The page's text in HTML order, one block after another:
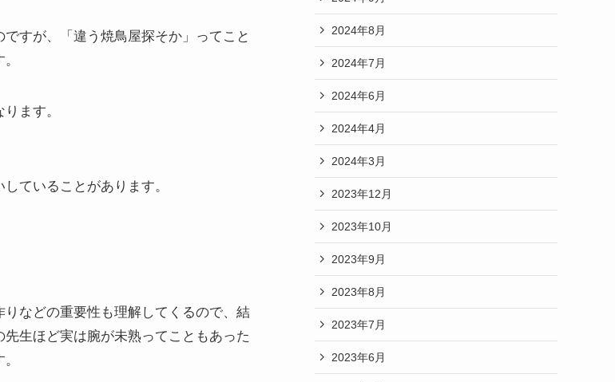
すが、「違う焼鳥屋探そか」ってこと
ます。
ていることがあります。
などの重要性も理解してくるので、結
生ほど実は腕が未熟ってこともあった
2024年8月
2024年7月
2024年6月
2024年4月
2024年3月
2023年12月
2023年10月
2023年9月
2023年8月
2023年7月
2023年6月